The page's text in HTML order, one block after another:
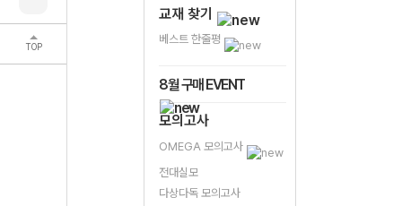
TOP
교재 찾기
베스트 한줄평
8월 구매 EVENT
모의고사
OMEGA 모의고사
전대실모
다상다독 모의고사